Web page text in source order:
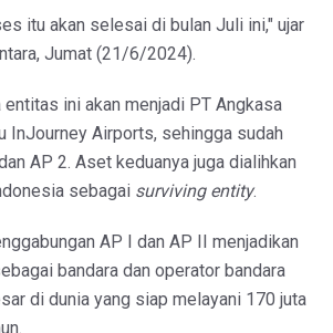
itu akan selesai di bulan Juli ini," ujar
Jumat (21/6/2024).
entitas ini akan menjadi PT Angkasa
InJourney Airports, sehingga sudah
AP 2. Aset keduanya juga dialihkan
sebagai surviving entity.
AP I dan AP II menjadikan
bandara dan operator bandara
di dunia yang siap melayani 170 juta